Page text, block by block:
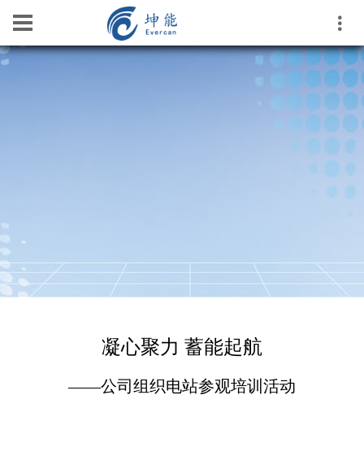
凝心聚力 蓄能起航
——公司组织电站参观培训活动